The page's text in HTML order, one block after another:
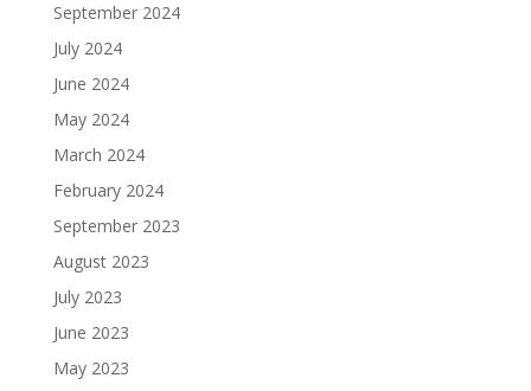
September 2024
July 2024
June 2024
May 2024
March 2024
February 2024
September 2023
August 2023
July 2023
June 2023
May 2023